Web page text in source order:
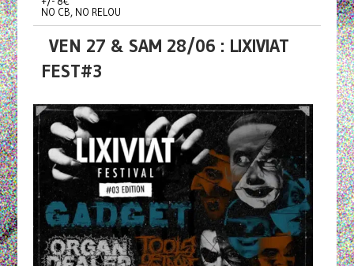
NO CB, NO RELOU
VEN 27 & SAM 28/06 : LIXIVIAT
FEST#3